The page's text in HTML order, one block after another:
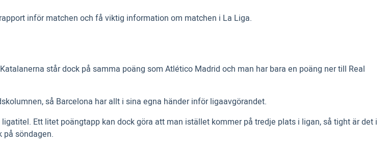
inför matchen och få viktig information om matchen i La Liga.
står dock på samma poäng som Atlético Madrid och man har bara en poäng ner till Real
så Barcelona har allt i sina egna händer inför ligaavgörandet.
Ett litet poängtapp kan dock göra att man istället kommer på tredje plats i ligan, så tight är det i
på söndagen.